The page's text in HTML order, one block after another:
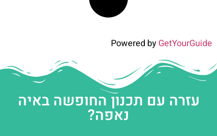
Powered byGetYourGuide
עזרה עם תכנון החופשה באיה
נאפה?